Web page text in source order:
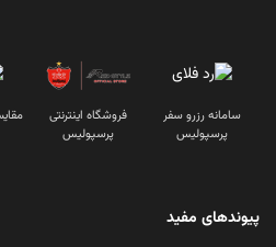
سامانه رزرو سفر
پرسپولیس
فروشگاه اینترنتی
پرسپولیس
پیوندهای مفید